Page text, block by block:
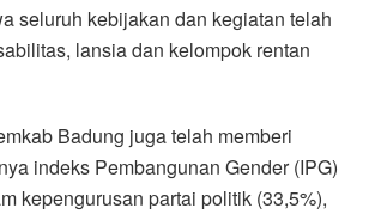
seluruh kebijakan dan kegiatan telah
lansia dan kelompok rentan
Badung juga telah memberi
indeks Pembangunan Gender (IPG)
kepengurusan partai politik (33,5%),